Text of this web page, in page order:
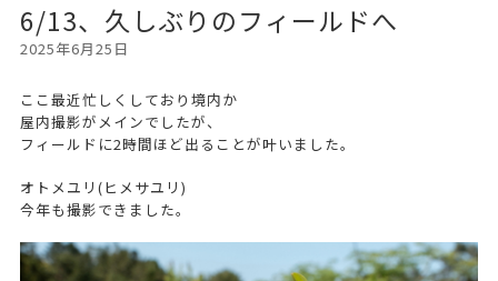
6/13、久しぶりのフィールドへ
2025年6月25日
ここ最近忙しくしており境内か
屋内撮影がメインでしたが、
フィールドに2時間ほど出ることが叶いました。
オトメユリ(ヒメサユリ)
今年も撮影できました。